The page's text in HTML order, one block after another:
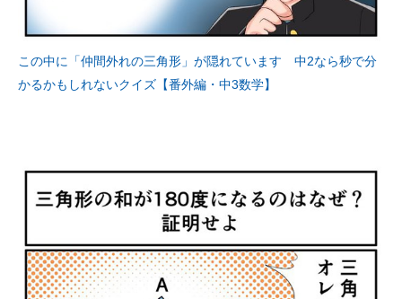
この中に「仲間外れの三角形」が隠れています 中2なら秒で分
かるかもしれないクイズ【番外編・中3数学】